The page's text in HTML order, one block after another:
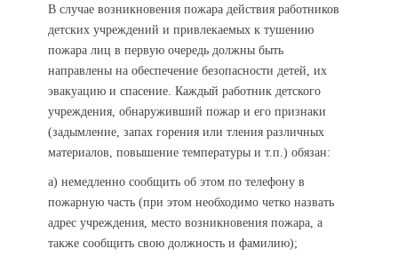
В случае возникновения пожара действия работников
детских учреждений и привлекаемых к тушению
пожара лиц в первую очередь должны быть
направлены на обеспечение безопасности детей, их
эвакуацию и спасение. Каждый работник детского
учреждения, обнаруживший пожар и его признаки
(задымление, запах горения или тления различных
материалов, повышение температуры и т.п.) обязан:
а) немедленно сообщить об этом по телефону в
пожарную часть (при этом необходимо четко назвать
адрес учреждения, место возникновения пожара, а
также сообщить свою должность и фамилию);